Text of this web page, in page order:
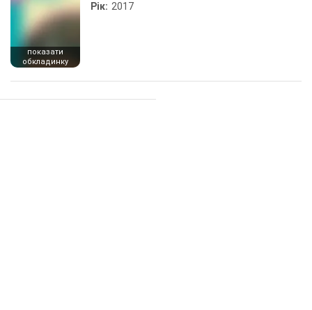
показати
обкладинку
Рік: 2017